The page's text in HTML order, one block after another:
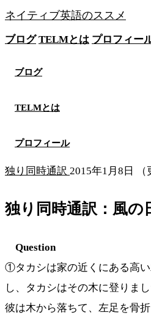
ネイティブ英語のススメ
ブログ TELMとは プロフィー
ブログ
TELMとは
プロフィール
独り同時通訳 2015年1月8日
独り同時通訳：風の
Question
①タカシは家の近くにある高
し、タカシはその木に登り
彼は木から落ちて、左足を骨